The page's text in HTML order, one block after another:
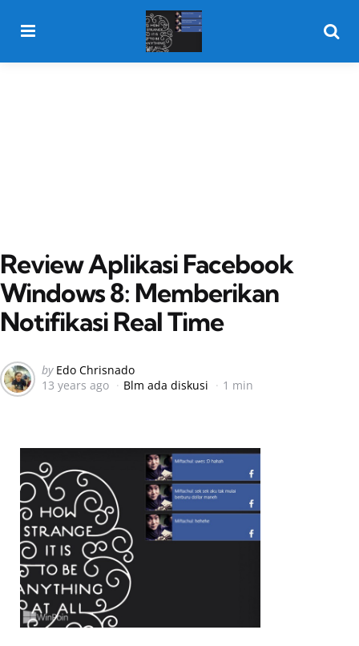
Review Aplikasi Facebook
Windows 8: Memberikan
Notifikasi Real Time
Posted
by
by Edo Chrisnado
13 years ago
Blm ada diskusi 1 min